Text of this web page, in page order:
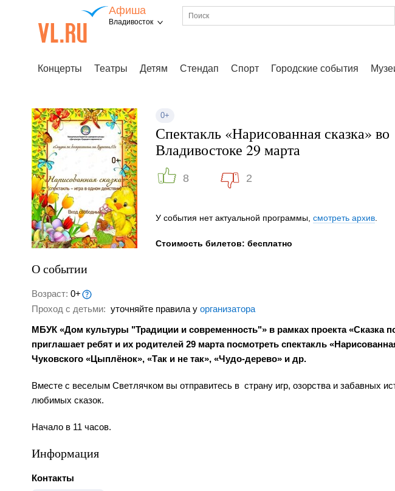
Афиша
Владивосток
Концерты Театры Детям Стендап Спорт Городские события
0+
Спектакль «Нарисованная сказка‎» во
Владивостоке 29 марта
8 2
У события нет актуальной программы, смотреть архив
Стоимость билетов: бесплатно
О событии
Возраст: 0+
Проход с детьми: уточняйте правила у организатора
МБУК «Дом культуры "Традиции и современность"» в рамках проекта «Сказка
приглашает ребят и их родителей 29 марта посмотреть спектакль
Чуковского «Цыплёнок», «Так и не так», «Чудо-дерево» и др.
Вместе с веселым Светлячком вы отправитесь в страну игр, озорства и забавных
любимых сказок.
Начало в 11 часов.
Информация
Контакты